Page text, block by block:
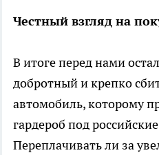
Честный взгляд на
В итоге перед нами
добротный и крепко
автомобиль, которому
гардероб под
Переплачивать ли за